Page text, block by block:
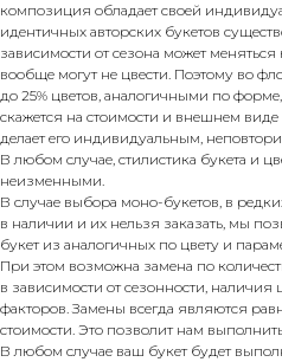
композиция обладает своей
идентичных авторских букетов
зависимости от сезона может
вообще могут не цвести. Поэтому во
до 25% цветов, аналогичными по
скажется на стоимости и внешнем виде
делает его индивидуальным,
В любом случае, стилистика букета и
неизменными.
В случае выбора моно-букетов, в
в наличии и их нельзя заказать, мы
букет из аналогичных по цвету и
При этом возможна замена по
в зависимости от сезонности, наличия
факторов. Замены всегда являются
стоимости. Это позволит нам
В любом случае ваш букет будет